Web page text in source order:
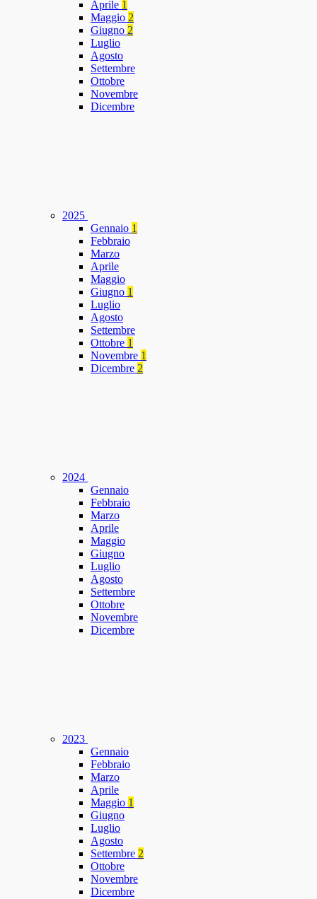
Aprile 1
Maggio 2
Giugno 2
Luglio
Agosto
Settembre
Ottobre
Novembre
Dicembre
2025
Gennaio 1
Febbraio
Marzo
Aprile
Maggio
Giugno 1
Luglio
Agosto
Settembre
Ottobre 1
Novembre 1
Dicembre 2
2024
Gennaio
Febbraio
Marzo
Aprile
Maggio
Giugno
Luglio
Agosto
Settembre
Ottobre
Novembre
Dicembre
2023
Gennaio
Febbraio
Marzo
Aprile
Maggio 1
Giugno
Luglio
Agosto
Settembre 2
Ottobre
Novembre
Dicembre